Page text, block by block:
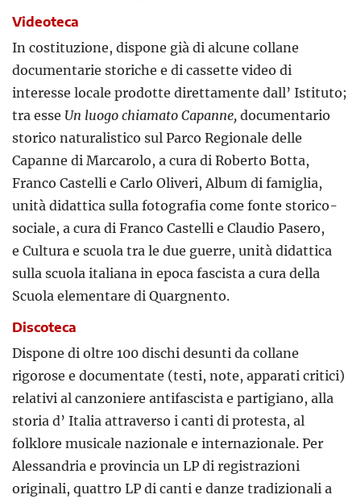
Videoteca
In costituzione, dispone già di alcune collane
documentarie storiche e di cassette video di
interesse locale prodotte direttamente dall’ Istituto;
tra esse Un luogo chiamato Capanne, documentario
storico naturalistico sul Parco Regionale delle
Capanne di Marcarolo, a cura di Roberto Botta,
Franco Castelli e Carlo Oliveri, Album di famiglia,
unità didattica sulla fotografia come fonte storico-
sociale, a cura di Franco Castelli e Claudio Pasero,
e Cultura e scuola tra le due guerre, unità didattica
sulla scuola italiana in epoca fascista a cura della
Scuola elementare di Quargnento.
Discoteca
Dispone di oltre 100 dischi desunti da collane
rigorose e documentate (testi, note, apparati critici)
relativi al canzoniere antifascista e partigiano, alla
storia d’ Italia attraverso i canti di protesta, al
folklore musicale nazionale e internazionale. Per
Alessandria e provincia un LP di registrazioni
originali, quattro LP di canti e danze tradizionali a